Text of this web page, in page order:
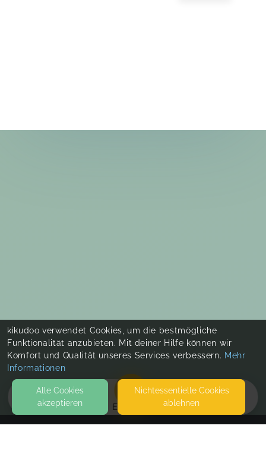
EVENTS
kikudoo verwendet Cookies, um die bestmögliche
Funktionalität anzubieten. Mit deiner Hilfe können wir
Komfort und Qualität unseres Services verbessern. Mehr
Informationen
Alle Cookies
akzeptieren
Nicht­essentielle Cookies
ablehnen